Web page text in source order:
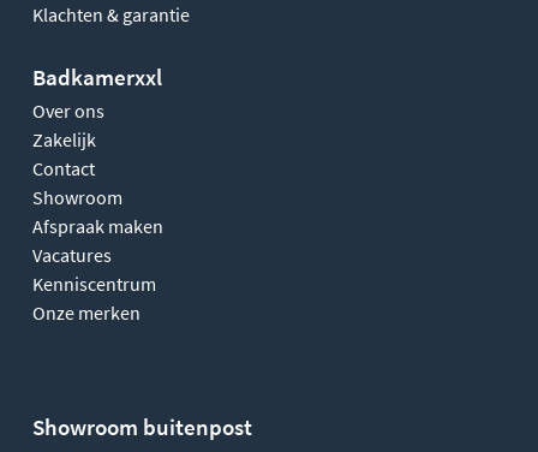
Klachten & garantie
Badkamerxxl
Over ons
Zakelijk
Contact
Showroom
Afspraak maken
Vacatures
Kenniscentrum
Onze merken
Showroom buitenpost